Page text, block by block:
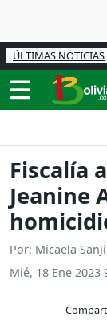
ÚLTIMAS NOTICIAS
Fiscalía
Jeanine
Por: Micaela
Mié, 18 Ene 2023